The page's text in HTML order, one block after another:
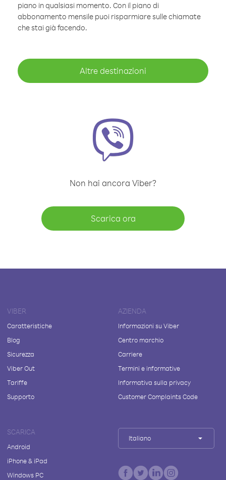
piano in qualsiasi momento. Con il piano di
abbonamento mensile puoi risparmiare sulle chiamate
che stai già facendo.
Altre destinazioni
Non hai ancora Viber?
Scarica ora
VIBER
Caratteristiche
Blog
Sicurezza
Viber Out
Tariffe
Supporto
AZIENDA
Informazioni su Viber
Centro marchio
Carriere
Termini e informative
Informativa sulla privacy
Customer Complaints Code
SCARICA
Android
iPhone & iPad
Windows PC
Italiano